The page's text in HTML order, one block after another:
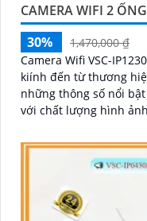
CAMERA WIFI 2
30%
1,470,000 ₫
Camera Wifi VSC-
kiính đến từ thương hiệu
những thông số nổi
với chất lượng hình